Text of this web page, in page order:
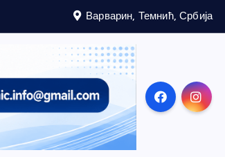
Варварин, Темнић, Србија